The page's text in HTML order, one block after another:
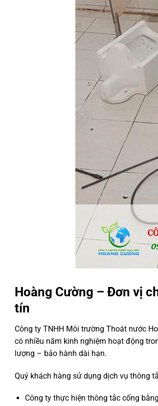
Hoàng Cường – Đơn vị
tín
Công ty TNHH Môi trường Thoát nước
có nhiều năm kinh nghiệm hoạt động
lượng – bảo hành dài hạn.
Quý khách hàng sử dụng dịch vụ thông
Công ty thực hiện thông tắc cống